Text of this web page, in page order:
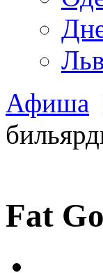
Афиша
Fat